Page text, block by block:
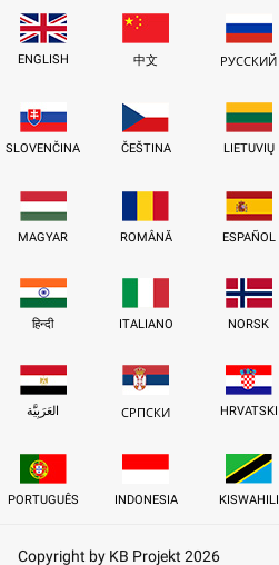
ENGLISH 中文 РУССКИЙ
SLOVENČINA ČEŠTINA LIETUVIŲ
MAGYAR ROMÂNĂ ESPAÑOL
हिन्दी ITALIANO NORSK
العَرَبِيَّة СРПСКИ HRVATSKI
PORTUGUÊS INDONESIA KISWAHILI
Copyright by KB Projekt 2026